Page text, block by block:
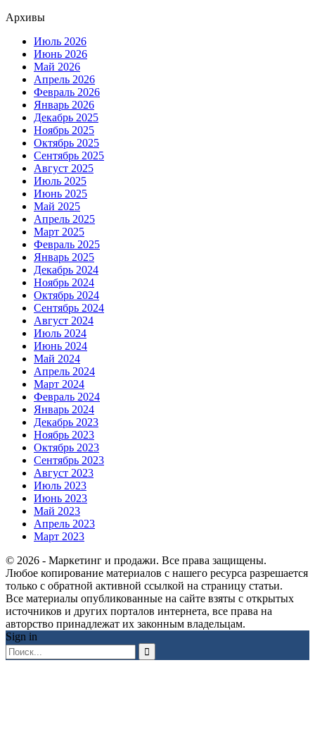
Архивы
Июль 2026
Июнь 2026
Май 2026
Апрель 2026
Февраль 2026
Январь 2026
Декабрь 2025
Ноябрь 2025
Октябрь 2025
Сентябрь 2025
Август 2025
Июль 2025
Июнь 2025
Май 2025
Апрель 2025
Март 2025
Февраль 2025
Январь 2025
Декабрь 2024
Ноябрь 2024
Октябрь 2024
Сентябрь 2024
Август 2024
Июль 2024
Июнь 2024
Май 2024
Апрель 2024
Март 2024
Февраль 2024
Январь 2024
Декабрь 2023
Ноябрь 2023
Октябрь 2023
Сентябрь 2023
Август 2023
Июль 2023
Июнь 2023
Май 2023
Апрель 2023
Март 2023
© 2026 - Маркетинг и продажи. Все права защищены.
Любое копирование материалов с нашего ресурса разрешается
только с обратной активной ссылкой на страницу статьи.
Все материалы опубликованные на сайте взяты с открытых
источников и других порталов интернета, все права на
авторство принадлежат их законным владельцам.
Sign in